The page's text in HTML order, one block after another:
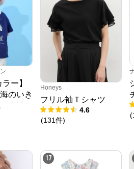
ー】
のいき
半袖T
Honeys
フリル袖Ｔシャツ
4.6
(131件)
(
17